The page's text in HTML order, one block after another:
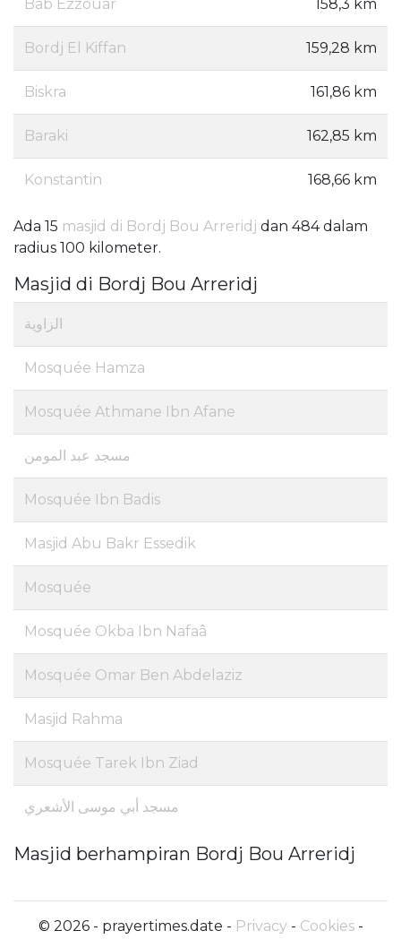
Bab Ezzouar 158,3 km
Bordj El Kiffan 159,28 km
Biskra 161,86 km
Baraki 162,85 km
Konstantin 168,66 km
Ada 15 masjid di Bordj Bou Arreridj dan 484 dalam
radius 100 kilometer.
Masjid di Bordj Bou Arreridj
الزاوية
Mosquée Hamza
Mosquée Athmane Ibn Afane
مسجد عبد المومن
Mosquée Ibn Badis
Masjid Abu Bakr Essedik
Mosquée
Mosquée Okba Ibn Nafaâ
Mosquée Omar Ben Abdelaziz
Masjid Rahma
Mosquée Tarek Ibn Ziad
مسجد أبي موسى الأشعري
Masjid berhampiran Bordj Bou Arreridj
© 2026 - prayertimes.date - Privacy- Cookies-